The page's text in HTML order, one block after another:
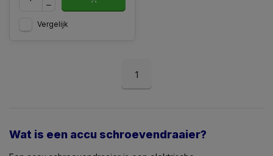
Vergelijk
1
Wat is een accu schroevendraaier?